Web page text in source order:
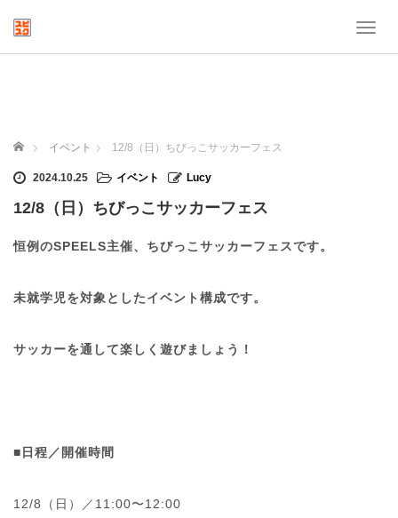
T
ホーム イベント 12/8（日）ちびっこサッカーフェス
2024.10.25 イベント Lucy
12/8（日）ちびっこサッカーフェス
恒例のSPEELS主催、ちびっこサッカーフェスです。
未就学児を対象としたイベント構成です。
サッカーを通して楽しく遊びましょう！
■日程／開催時間
12/8（日）／11:00〜12:00